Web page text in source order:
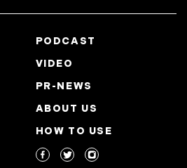
PODCAST
VIDEO
PR-NEWS
ABOUT US
HOW TO USE